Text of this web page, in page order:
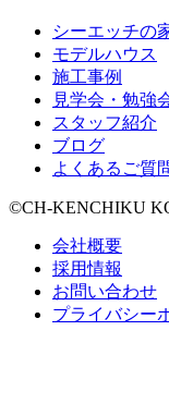
シーエッチの
モデルハウス
施工事例
見学会・勉強
スタッフ紹介
ブログ
よくあるご質
©CH-KENCHIKU
会社概要
採用情報
お問い合わせ
プライバシー